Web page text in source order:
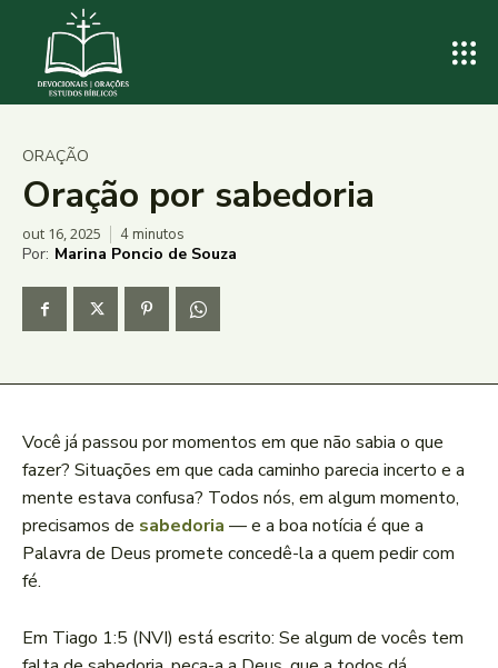
ORAÇÃO
Oração por sabedoria
out 16, 2025 4minutos
Por: Marina Poncio de Souza
Você já passou por momentos em que não sabia o que
fazer? Situações em que cada caminho parecia incerto e a
mente estava confusa? Todos nós, em algum momento,
precisamos de sabedoria — e a boa notícia é que a
Palavra de Deus promete concedê-la a quem pedir com
fé.
Em Tiago 1:5 (NVI) está escrito: Se algum de vocês tem